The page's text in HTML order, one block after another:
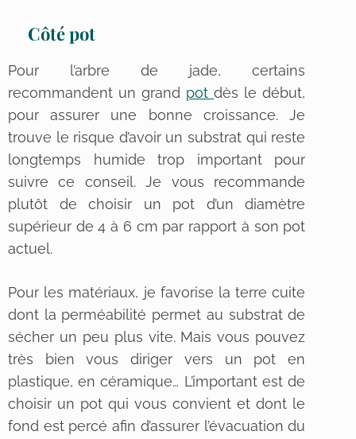
Côté pot
Pour l’arbre de jade, certains
recommandent un grand potdès le début,
pour assurer une bonne croissance. Je
trouve le risque d’avoir un substrat qui reste
longtemps humide trop important pour
suivre ce conseil. Je vous recommande
plutôt de choisir un pot d’un diamètre
supérieur de 4 à 6 cm par rapport à son pot
actuel.
Pour les matériaux, je favorise la terre cuite
dont la perméabilité permet au substrat de
sécher un peu plus vite. Mais vous pouvez
très bien vous diriger vers un pot en
plastique, en céramique… L’important est de
choisir un pot qui vous convient et dont le
fond est percé afin d’assurer l’évacuation du